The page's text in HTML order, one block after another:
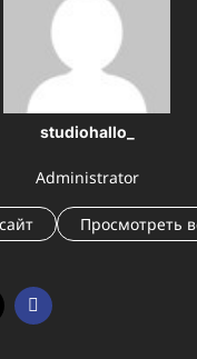
studiohallo_
Administrator
Просмотреть